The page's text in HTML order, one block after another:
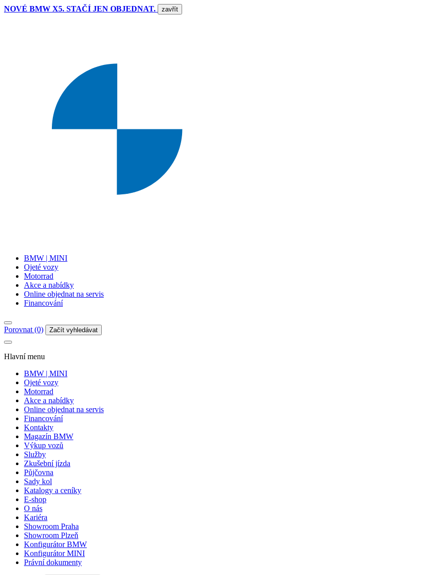
NOVÉ BMW X5. STAČÍ JEN OBJEDNAT. zavřít
BMW | MINI
Ojeté vozy
Motorrad
Akce a nabídky
Online objednat na servis
Financování
Porovnat (0) Začít vyhledávat
Hlavní menu
BMW | MINI
Ojeté vozy
Motorrad
Akce a nabídky
Online objednat na servis
Financování
Kontakty
Magazín BMW
Výkup vozů
Služby
Zkušební jízda
Půjčovna
Sady kol
Katalogy a ceníky
E-shop
O nás
Kariéra
Showroom Praha
Showroom Plzeň
Konfigurátor BMW
Konfigurátor MINI
Právní dokumenty